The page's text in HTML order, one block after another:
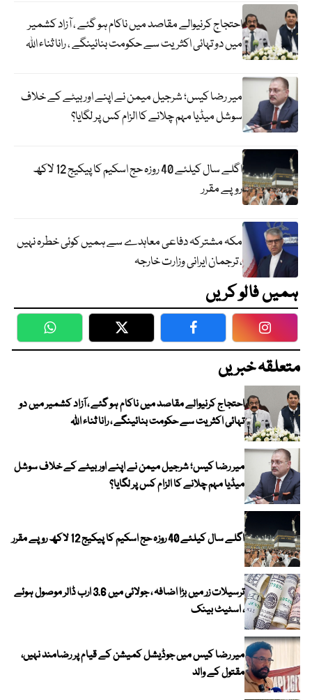
احتجاج کرنیوالے مقاصد میں ناکام ہو گئے ، آزاد کشمیر
میں دو تہائی اکثریت سے حکومت بنائینگے ، رانا ثناء اللہ
میر رضا کیس؛ شرجیل میمن نے اپنے اور بیٹے کے خلاف
سوشل میڈیا مہم چلانے کا الزام کس پر لگایا؟
اگلے سال کیلئے 40 روزہ حج اسکیم کا پیکیج 12 لاکھ
روپے مقرر
مکہ مشترکہ دفاعی معاہدے سے ہمیں کوئی خطرہ نہیں
، ترجمان ایرانی وزارت خارجہ
ہمیں فالو کریں
WhatsApp Twitter Facebook
متعلقہ خبریں
احتجاج کرنیوالے مقاصد میں ناکام ہو گئے ، آزاد کشمیر میں دو
تہائی اکثریت سے حکومت بنائینگے ، رانا ثناء اللہ
میر رضا کیس؛ شرجیل میمن نے اپنے اور بیٹے کے خلاف سوشل
میڈیا مہم چلانے کا الزام کس پر لگایا؟
اگلے سال کیلئے 40 روزہ حج اسکیم کا پیکیج 12 لاکھ روپے مقرر
ترسیلات زر میں بڑا اضافہ ، جولائی میں 3.6 ارب ڈالر موصول ہوئے
، اسٹیٹ بینک
میر رضا کیس میں جوڈیشل کمیشن کے قیام پر رضامند نہیں،
مقتول کے والد